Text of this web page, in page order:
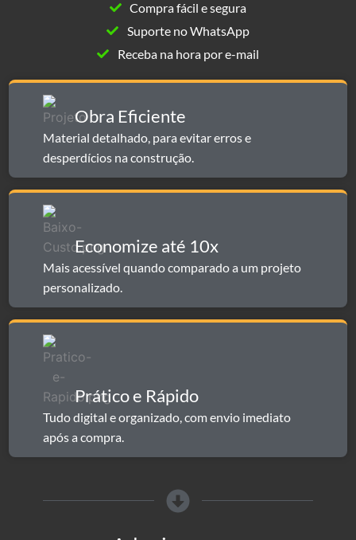
Compra fácil e segura
Suporte no WhatsApp
Receba na hora por e-mail
Obra Eficiente
Material detalhado, para evitar erros e
desperdícios na construção.
Economize até 10x​​
Mais acessível quando comparado a um projeto
personalizado.
Prático e Rápido​
Tudo digital e organizado, com envio imediato
após a compra.